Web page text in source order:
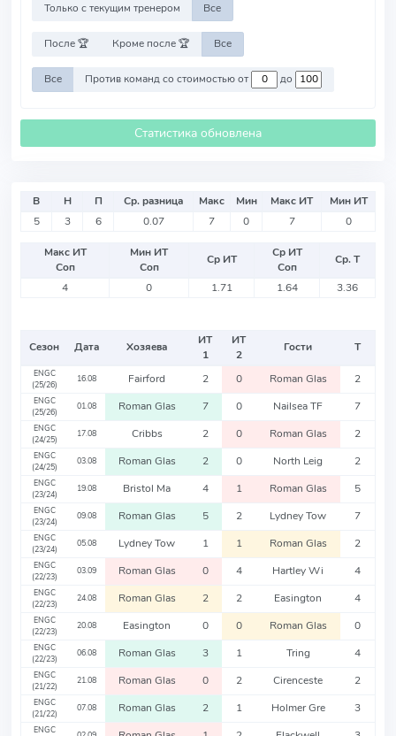
Только с текущим тренером Все
После 🏆 Кроме после 🏆 Все
Все Против команд со стоимостью от до
Статистика обновлена
В Н П Ср. разница Макс Мин Макс ИТ
Мин ИТ
5
3 6 0.07 7 0 7 0
Макс ИТ
Соп
Мин ИТ
Соп
Ср ИТ
Ср ИТ
Соп
Ср. Т
4
0 1.71 1.64 3.36
Сезон Дата Хозяева
ИТ
1
ИТ
2
Гости Т
ENGC
(25/26)
16.08 Fairford 2 0 Roman Glas 2
ENGC
(25/26)
01.08 Roman Glas 7 0 Nailsea TF 7
ENGC
(24/25)
17.08 Cribbs 2 0 Roman Glas 2
ENGC
(24/25)
03.08 Roman Glas 2 0 North Leig 2
ENGC
(23/24)
19.08 Bristol Ma 4 1 Roman Glas 5
ENGC
(23/24)
09.08 Roman Glas 5 2 Lydney Tow 7
ENGC
(23/24)
05.08 Lydney Tow 1 1 Roman Glas 2
ENGC
(22/23)
03.09 Roman Glas 0 4 Hartley Wi 4
ENGC
(22/23)
24.08 Roman Glas 2 2 Easington 4
ENGC
(22/23)
20.08 Easington 0 0 Roman Glas 0
ENGC
(22/23)
06.08 Roman Glas 3 1 Tring 4
ENGC
(21/22)
21.08 Roman Glas 0 2 Cirenceste 2
ENGC
(21/22)
07.08 Roman Glas 2 1 Holmer Gre 3
ENGC